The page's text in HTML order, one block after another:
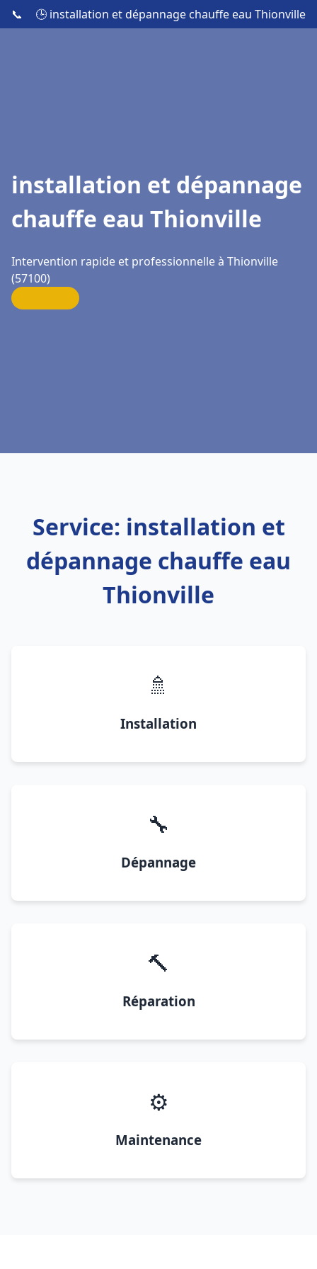
📞 🕒 installation et dépannage chauffe eau Thionville
installation et dépannage
chauffe eau Thionville
Intervention rapide et professionnelle à Thionville
(57100)
Service: installation et
dépannage chauffe eau
Thionville
🚿
Installation
🔧
Dépannage
🔨
Réparation
⚙️
Maintenance